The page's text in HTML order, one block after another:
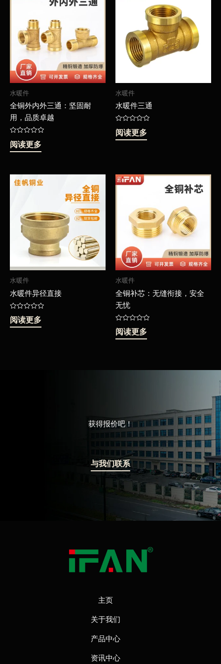
水暖件
全铜外内外三通：坚固耐
用，品质卓越
评
分
0
阅读更多
水暖件
水暖件三通
评
分
0
阅读更多
水暖件
水暖件异径直接
评
分
0
阅读更多
水暖件
全铜补芯：无缝衔接，安全
无忧
评
分
0
阅读更多
获得报价吧！
与我们联系
主页
关于我们
产品中心
资讯中心